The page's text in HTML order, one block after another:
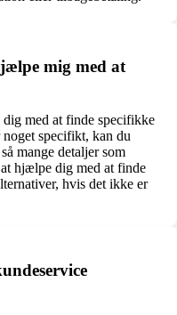
mig med at
med at finde specifikke
specifikt, kan du
mange detaljer som
hjælpe dig med at finde
hvis det ikke er